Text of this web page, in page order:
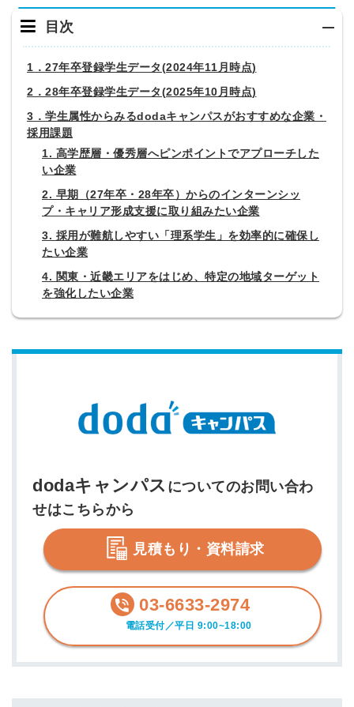
目次
1．27年卒登録学生データ(2024年11月時点)
2．28年卒登録学生データ(2025年10月時点)
3．学生属性からみるdodaキャンパスがおすすめな企業・
採用課題
1. 高学歴層・優秀層へピンポイントでアプローチした
い企業
2. 早期（27年卒・28年卒）からのインターンシッ
プ・キャリア形成支援に取り組みたい企業
3. 採用が難航しやすい「理系学生」を効率的に確保し
たい企業
4. 関東・近畿エリアをはじめ、特定の地域ターゲット
を強化したい企業
dodaキャンパス についてのお問い合わ
せはこちらから
見積もり・資料請求
03-6633-2974
電話受付／平日 9:00~18:00